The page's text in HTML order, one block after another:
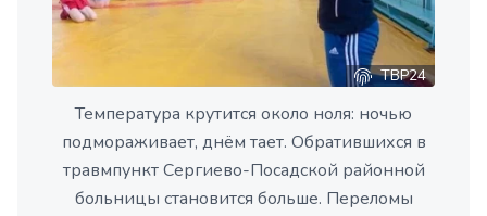
ТВР24
Температура крутится около ноля: ночью
подмораживает, днём тает. Обратившихся в
травмпункт Сергиево-Посадской районной
больницы становится больше. Переломы